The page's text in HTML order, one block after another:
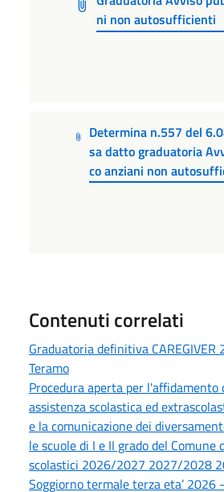
ni non autosufficienti
Determina n.557 del
sa datto graduatoria
co anziani non
Contenuti correlati
Graduatoria definitiva CAREGIVER
Teramo
Procedura aperta per l'affidamento
assistenza scolastica ed
e la comunicazione dei
le scuole di I e II grado del Comune
scolastici 2026/2027 2027/2028
Soggiorno termale terza eta’ 2026